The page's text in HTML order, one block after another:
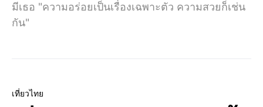
มีเธอ "ความอร่อยเป็นเรื่องเฉพาะตัว ความสวยก็เช่น
กัน"
เที่ยวไทย